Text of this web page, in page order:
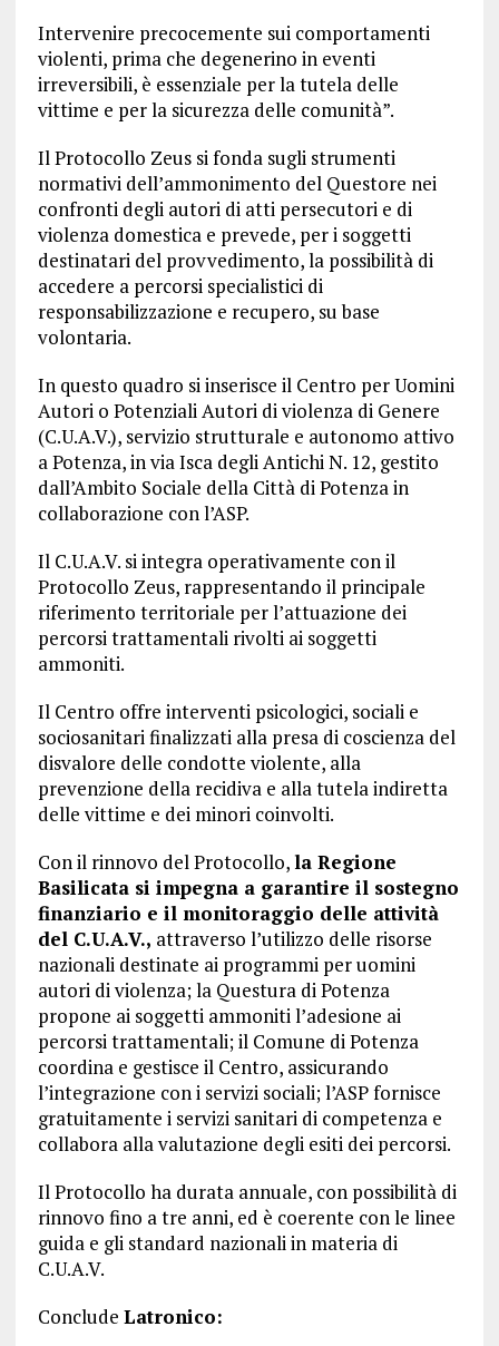
Intervenire precocemente sui comportamenti
violenti, prima che degenerino in eventi
irreversibili, è essenziale per la tutela delle
vittime e per la sicurezza delle comunità”.
Il Protocollo Zeus si fonda sugli strumenti
normativi dell’ammonimento del Questore nei
confronti degli autori di atti persecutori e di
violenza domestica e prevede, per i soggetti
destinatari del provvedimento, la possibilità di
accedere a percorsi specialistici di
responsabilizzazione e recupero, su base
volontaria.
In questo quadro si inserisce il Centro per Uomini
Autori o Potenziali Autori di violenza di Genere
(C.U.A.V.), servizio strutturale e autonomo attivo
a Potenza, in via Isca degli Antichi N. 12, gestito
dall’Ambito Sociale della Città di Potenza in
collaborazione con l’ASP.
Il C.U.A.V. si integra operativamente con il
Protocollo Zeus, rappresentando il principale
riferimento territoriale per l’attuazione dei
percorsi trattamentali rivolti ai soggetti
ammoniti.
Il Centro offre interventi psicologici, sociali e
sociosanitari finalizzati alla presa di coscienza del
disvalore delle condotte violente, alla
prevenzione della recidiva e alla tutela indiretta
delle vittime e dei minori coinvolti.
Con il rinnovo del Protocollo,la Regione
Basilicata si impegna a garantire il sostegno
finanziario e il monitoraggio delle attività
del C.U.A.V., attraverso l’utilizzo delle risorse
nazionali destinate ai programmi per uomini
autori di violenza; la Questura di Potenza
propone ai soggetti ammoniti l’adesione ai
percorsi trattamentali; il Comune di Potenza
coordina e gestisce il Centro, assicurando
l’integrazione con i servizi sociali; l’ASP fornisce
gratuitamente i servizi sanitari di competenza e
collabora alla valutazione degli esiti dei percorsi.
Il Protocollo ha durata annuale, con possibilità di
rinnovo fino a tre anni, ed è coerente con le linee
guida e gli standard nazionali in materia di
C.U.A.V.
Conclude Latronico: